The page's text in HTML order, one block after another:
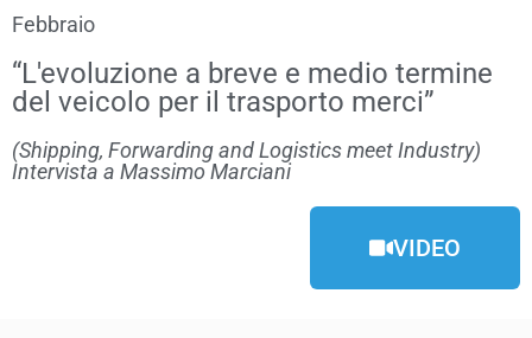
Febbraio
“L'evoluzione a breve e medio termine
del veicolo per il trasporto merci”
(Shipping, Forwarding and Logistics meet Industry)
Intervista a Massimo Marciani
VIDEO